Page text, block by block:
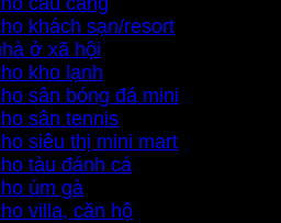
khách sạn/resort
ở xã hội
kho lạnh
sân bóng đá mini
sân tennis
siêu thị mini mart
tàu đánh cá
úm gà
villa, căn hộ